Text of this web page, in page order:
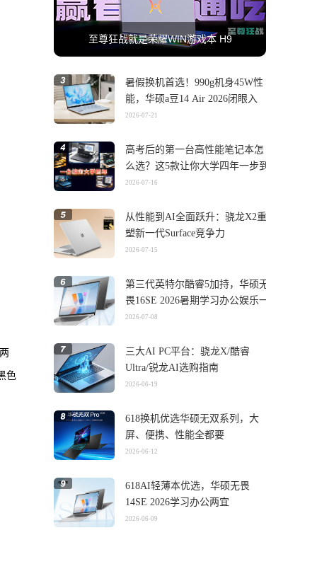
色
至尊狂战就是荣耀WIN游戏本 H9
暑假换机首选！990g机身45W性
能，华硕a豆14 Air 2026闭眼入
2026-07-21
高考后的第一台高性能笔记本怎
么选？这5款让你大学四年一步到
位
2026-07-16
从性能到AI全面跃升：骁龙X2重
塑新一代Surface竞争力
2026-07-15
第三代英特尔酷睿5加持，华硕无
畏16SE 2026暑期学习办公娱乐一
机搞定
2026-07-08
三大AI PC平台：骁龙X/酷睿
Ultra/锐龙AI选购指南
2026-06-19
618换机优选华硕无双系列，大
屏、便携、性能全都要
2026-06-12
618AI轻薄本优选，华硕无畏
14SE 2026学习办公两宜
2026-06-09